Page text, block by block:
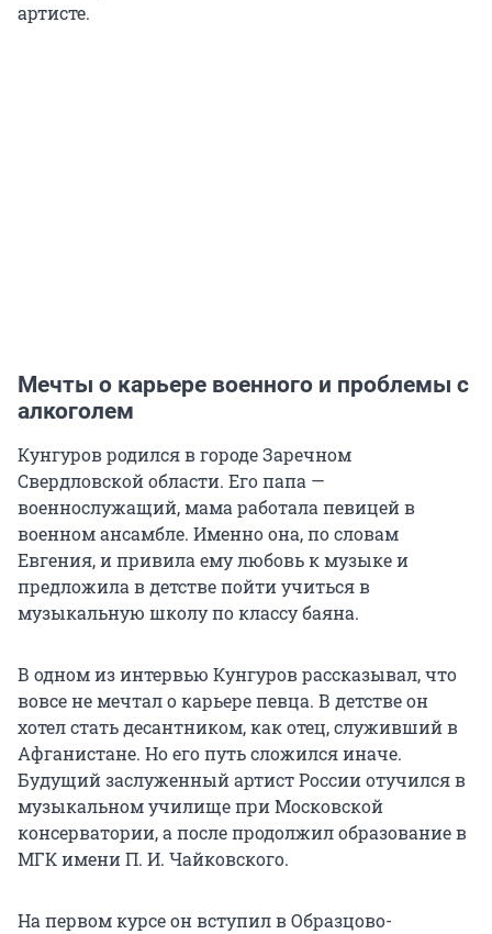
артисте.
Мечты о карьере военного и проблемы с
алкоголем
Кунгуров родился в городе Заречном
Свердловской области. Его папа —
военнослужащий, мама работала певицей в
военном ансамбле. Именно она, по словам
Евгения, и привила ему любовь к музыке и
предложила в детстве пойти учиться в
музыкальную школу по классу баяна.
В одном из интервью Кунгуров рассказывал, что
вовсе не мечтал о карьере певца. В детстве он
хотел стать десантником, как отец, служивший в
Афганистане. Но его путь сложился иначе.
Будущий заслуженный артист России отучился в
музыкальном училище при Московской
консерватории, а после продолжил образование в
МГК имени П. И. Чайковского.
На первом курсе он вступил в Образцово-